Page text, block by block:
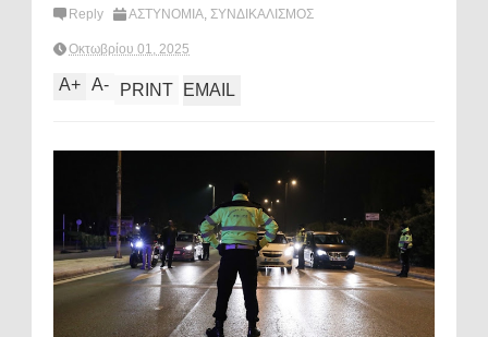
Reply ΑΣΤΥΝΟΜΙΑ, ΣΥΝΔΙΚΑΛΙΣΜΟΣ
Οκτωβρίου 01, 2025
A+ A- PRINT EMAIL